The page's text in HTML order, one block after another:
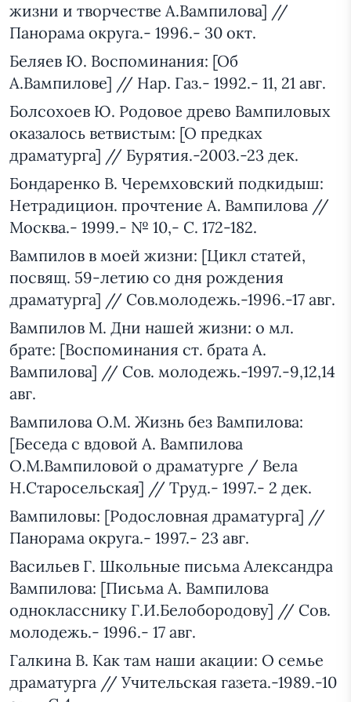
жизни и творчестве А.Вампилова] //
Панорама округа.- 1996.- 30 окт.
Беляев Ю. Воспоминания: [Об
А.Вампилове] // Нар. Газ.- 1992.- 11, 21 авг.
Болсохоев Ю. Родовое древо Вампиловых
оказалось ветвистым: [О предках
драматурга] // Бурятия.-2003.-23 дек.
Бондаренко В. Черемховский подкидыш:
Нетрадицион. прочтение А. Вампилова //
Москва.- 1999.- № 10,- С. 172-182.
Вампилов в моей жизни: [Цикл статей,
посвящ. 59-летию со дня рождения
драматурга] // Сов.молодежь.-1996.-17 авг.
Вампилов М. Дни нашей жизни: о мл.
брате: [Воспоминания ст. брата А.
Вампилова] // Сов. молодежь.-1997.-9,12,14
авг.
Вампилова О.М. Жизнь без Вампилова:
[Беседа с вдовой А. Вампилова
О.М.Вампиловой о драматурге / Вела
Н.Старосельская] // Труд.- 1997.- 2 дек.
Вампиловы: [Родословная драматурга] //
Панорама округа.- 1997.- 23 авг.
Васильев Г. Школьные письма Александра
Вампилова: [Письма А. Вампилова
однокласснику Г.И.Белобородову] // Сов.
молодежь.- 1996.- 17 авг.
Галкина В. Как там наши акации: О семье
драматурга // Учительская газета.-1989.-10